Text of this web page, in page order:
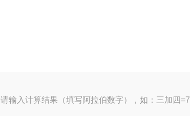
请输入计算结果（填写阿拉伯数字），如：三加四=7